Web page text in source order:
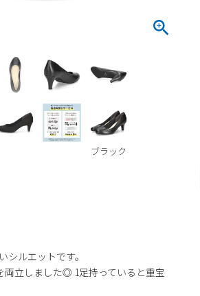
ブラック
ルエットです。
立しました◎ 1足持っていると重宝